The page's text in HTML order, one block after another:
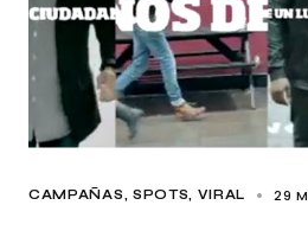
CAMPAÑAS SPOTS VIRAL 29